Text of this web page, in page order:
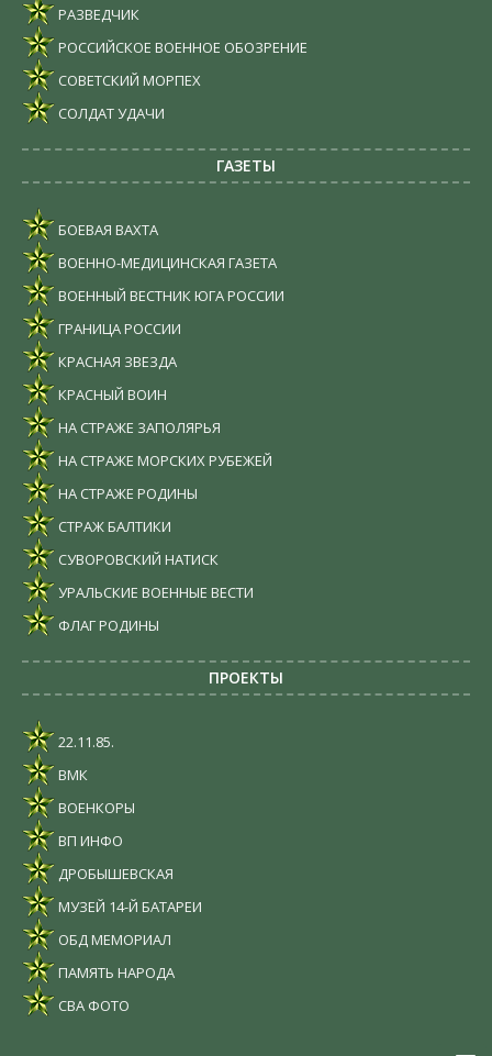
РАЗВЕДЧИК
РОССИЙСКОЕ ВОЕННОЕ ОБОЗРЕНИЕ
СОВЕТСКИЙ МОРПЕХ
СОЛДАТ УДАЧИ
ГАЗЕТЫ
БОЕВАЯ ВАХТА
ВОЕННО-МЕДИЦИНСКАЯ ГАЗЕТА
ВОЕННЫЙ ВЕСТНИК ЮГА РОССИИ
ГРАНИЦА РОССИИ
КРАСНАЯ ЗВЕЗДА
КРАСНЫЙ ВОИН
НА СТРАЖЕ ЗАПОЛЯРЬЯ
НА СТРАЖЕ МОРСКИХ РУБЕЖЕЙ
НА СТРАЖЕ РОДИНЫ
СТРАЖ БАЛТИКИ
СУВОРОВСКИЙ НАТИСК
УРАЛЬСКИЕ ВОЕННЫЕ ВЕСТИ
ФЛАГ РОДИНЫ
ПРОЕКТЫ
22.11.85.
ВМК
ВОЕНКОРЫ
ВП ИНФО
ДРОБЫШЕВСКАЯ
МУЗЕЙ 14-Й БАТАРЕИ
ОБД МЕМОРИАЛ
ПАМЯТЬ НАРОДА
СВА ФОТО